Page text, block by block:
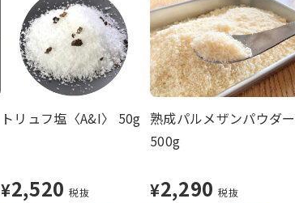
トリュフ塩〈A&I〉 50g
¥2,520 税抜
熟成パルメザンパウダー
500g
¥2,290 税抜